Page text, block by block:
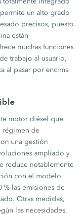
un alto grado
precisos, puesto
están
muchas funciones
trabajo al usuario,
al pasar por encima
motor diésel que
régimen de
una gestión
ampliado y
reduce notablemente
con el modelo
% las emisiones de
Otras medidas,
las necesidades,